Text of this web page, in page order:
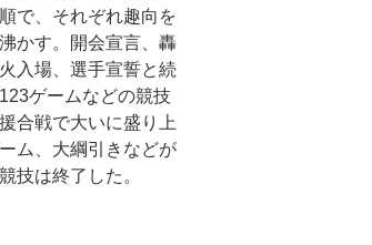
で、それぞれ趣向を
かす。開会宣言、轟
入場、選手宣誓と続
ゲームなどの競技
合戦で大いに盛り上
ム、大綱引きなどが
技は終了した。